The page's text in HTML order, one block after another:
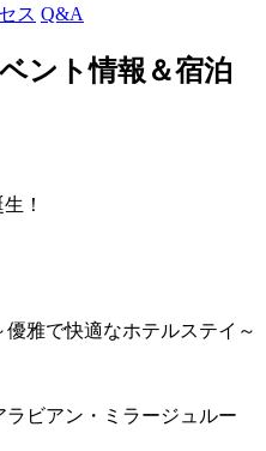
ス Q&A
ント情報＆宿泊
生！
雅で快適なホテルステイ～
ビアン・ミラージュルー